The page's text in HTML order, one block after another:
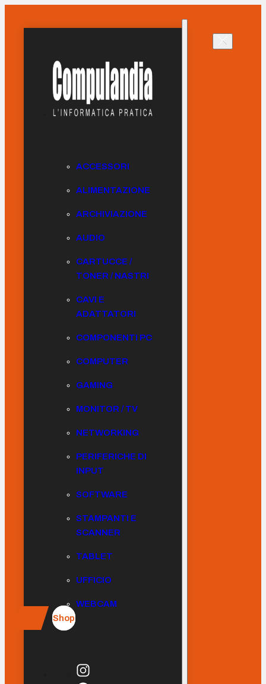
ACCESSORI
ALIMENTAZIONE
ARCHIVIAZIONE
AUDIO
CARTUCCE /
TONER / NASTRI
CAVI E
ADATTATORI
COMPONENTI PC
COMPUTER
GAMING
MONITOR / TV
NETWORKING
PERIFERICHE DI
INPUT
SOFTWARE
STAMPANTI E
SCANNER
TABLET
UFFICIO
WEBCAM
Shop